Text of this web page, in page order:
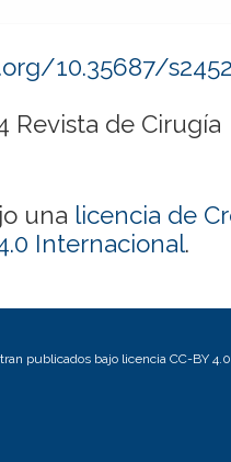
10.35687/
Revista de Cirugía
una licencia de
Internacional.
publicados bajo licencia CC-BY 4.0